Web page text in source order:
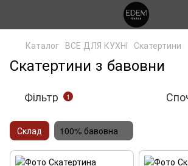
Каталог ВСЕ ДЛЯ КУХНІ Скатертини
Скатертини з бавовни
Фільтр 1
Склад 100% бавовна